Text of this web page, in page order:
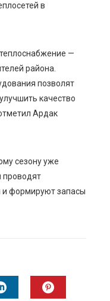
в
—
района.
позволят
качество
Ардак
сезону уже
проводят
и формируют запасы